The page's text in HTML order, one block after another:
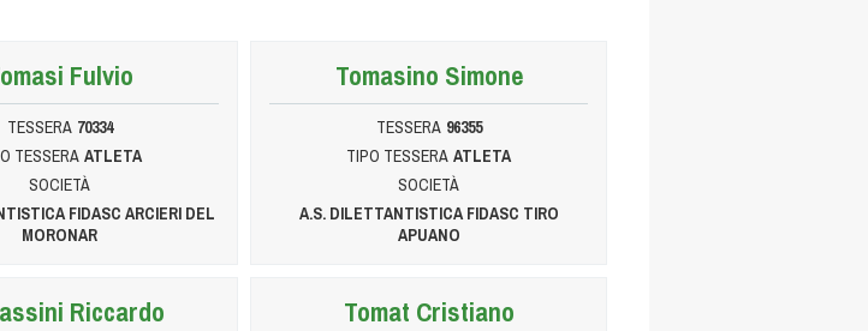
Fulvio
TESSERA 70334
TESSERA ATLETA
SOCIETÀ
FIDASC ARCIERI DEL
MORONAR
Tomasino Simone
TESSERA 96355
TIPO TESSERA ATLETA
SOCIETÀ
A.S. DILETTANTISTICA FIDASC TIRO
APUANO
Riccardo Tomat Cristiano